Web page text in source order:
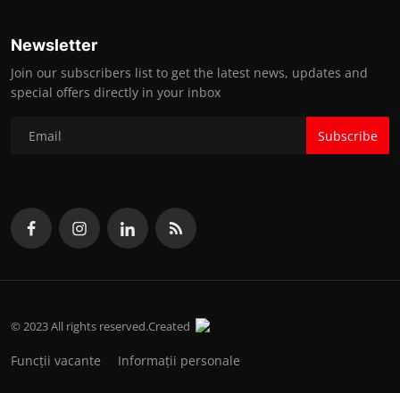
Newsletter
Join our subscribers list to get the latest news, updates and
special offers directly in your inbox
Subscribe
© 2023 All rights reserved.Created
Funcții vacante Informații personale